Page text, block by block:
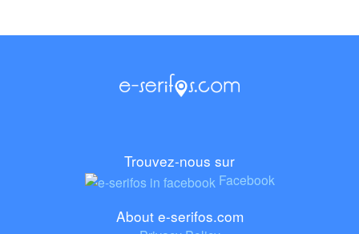
Trouvez-nous sur
Facebook
About e-serifos.com